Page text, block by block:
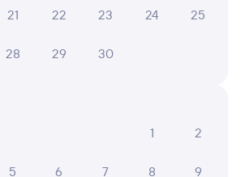
для более удобной работы
21 22 23 24 25
28 29 30
1
2
5 6 7 8 9